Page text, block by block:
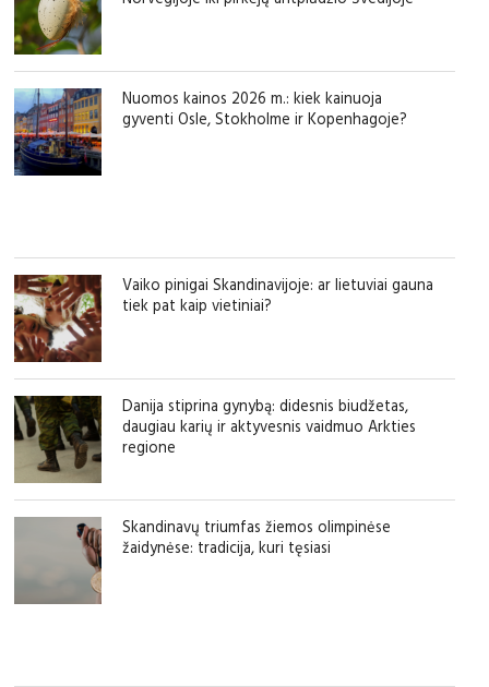
Nuomos kainos 2026 m.: kiek kainuoja
gyventi Osle, Stokholme ir Kopenhagoje?
Vaiko pinigai Skandinavijoje: ar lietuviai gauna
tiek pat kaip vietiniai?
Danija stiprina gynybą: didesnis biudžetas,
daugiau karių ir aktyvesnis vaidmuo Arkties
regione
Skandinavų triumfas žiemos olimpinėse
žaidynėse: tradicija, kuri tęsiasi